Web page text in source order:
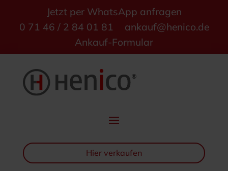
Jetzt per WhatsApp anfragen
0 71 46 / 2 84 01 81
ankauf@henico.de
Ankauf-Formular
Hier verkaufen